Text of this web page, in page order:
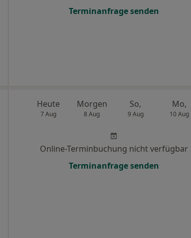
Terminanfrage senden
Heute
7 Aug
Morgen
8 Aug
So,
9 Aug
Mo,
10 Aug
Online-Terminbuchung nicht verfügbar
Terminanfrage senden